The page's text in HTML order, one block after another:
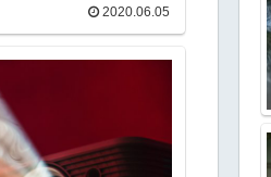
2020.06.05